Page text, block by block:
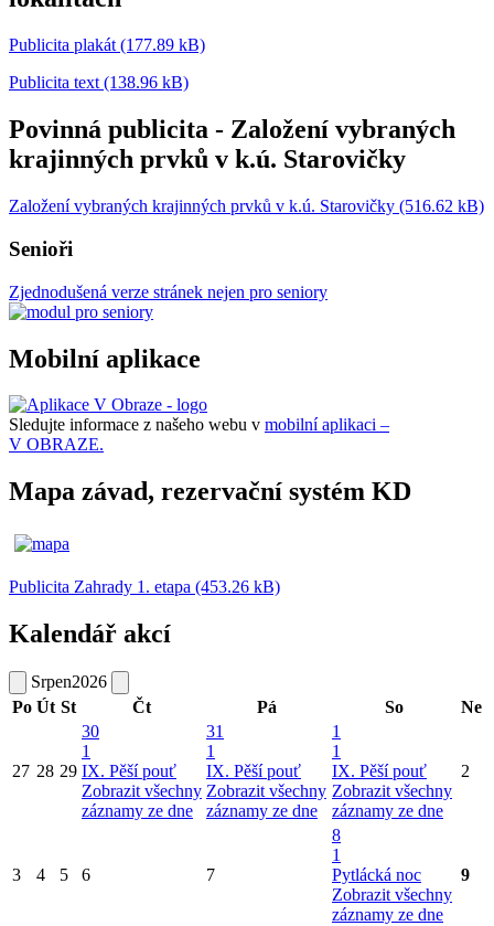
Publicita plakát (177.89 kB)
Publicita text (138.96 kB)
Povinná publicita - Založení vybraných
krajinných prvků v k.ú. Starovičky
Založení vybraných krajinných prvků v k.ú. Starovičky (516.62 kB)
Senioři
Zjednodušená verze stránek nejen pro seniory
Mobilní aplikace
Sledujte informace z našeho webu v mobilní aplikaci –
V OBRAZE.
Mapa závad, rezervační systém KD
Publicita Zahrady 1. etapa (453.26 kB)
Kalendář akcí
Srpen2026
Po Út St Čt Pá So Ne
27 28 29
30
1
IX. Pěší pouť
Zobrazit všechny
záznamy ze dne
31
1
IX. Pěší pouť
Zobrazit všechny
záznamy ze dne
1
1
IX. Pěší pouť
Zobrazit všechny
záznamy ze dne
2
3 4 5 6 7
8
1
Pytlácká noc
Zobrazit všechny
záznamy ze dne
9